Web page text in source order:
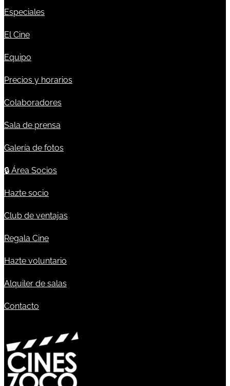
Especiales
El Cine
Equipo
Precios y horarios
Colaboradores
Sala de prensa
Galería de fotos
🔒 Área Socios
Hazte socio
Club de ventajas
Regala Cine
Hazte voluntario
Alquiler de salas
Contacto